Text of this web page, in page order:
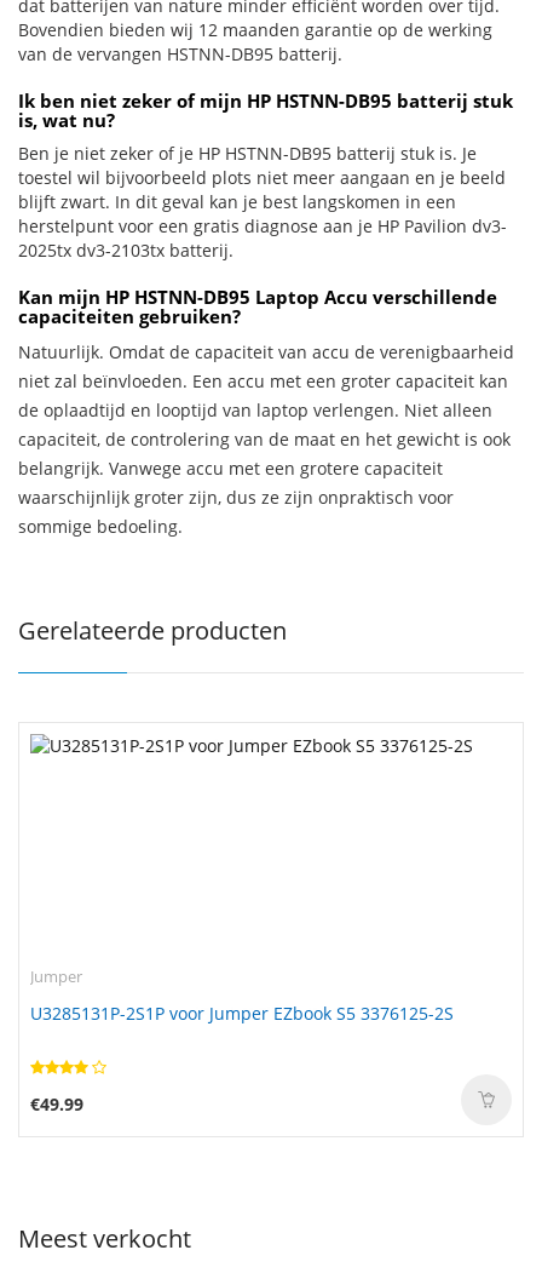
dat batterijen van nature minder efficiënt worden over tijd.
Bovendien bieden wij 12 maanden garantie op de werking
van de vervangen HSTNN-DB95 batterij.
Ik ben niet zeker of mijn HP HSTNN-DB95 batterij stuk
is, wat nu?
Ben je niet zeker of je HP HSTNN-DB95 batterij stuk is. Je
toestel wil bijvoorbeeld plots niet meer aangaan en je beeld
blijft zwart. In dit geval kan je best langskomen in een
herstelpunt voor een gratis diagnose aan je HP Pavilion dv3-
2025tx dv3-2103tx batterij.
Kan mijn HP HSTNN-DB95 Laptop Accu verschillende
capaciteiten gebruiken?
Natuurlijk. Omdat de capaciteit van accu de verenigbaarheid
niet zal beïnvloeden. Een accu met een groter capaciteit kan
de oplaadtijd en looptijd van laptop verlengen. Niet alleen
capaciteit, de controlering van de maat en het gewicht is ook
belangrijk. Vanwege accu met een grotere capaciteit
waarschijnlijk groter zijn, dus ze zijn onpraktisch voor
sommige bedoeling.
Gerelateerde producten
Jumper
U3285131P-2S1P voor Jumper EZbook S5 3376125-2S
€49.99
Meest verkocht